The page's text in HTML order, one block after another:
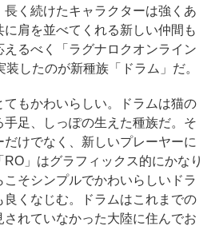
く続けたキャラクターは強くあ
に肩を並べてくれる新しい仲間も
るべく「ラグナロクオンライン
したのが新種族「ドラム」だ。
もかわいらしい。ドラムは猫の
手足、しっぽの生えた種族だ。そ
けでなく、新しいプレーヤーに
」はグラフィックス的にかなり
こそシンプルでかわいらしいドラ
良くなじむ。ドラムはこれまでの
れていなかった大陸に住んでお